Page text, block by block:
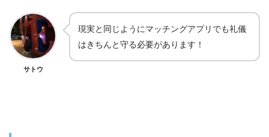
サトウ
現実と同じようにマッチングアプリでも礼儀
はきちんと守る必要があります！